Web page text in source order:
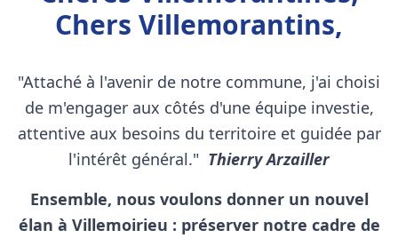
Chers Villemorantins,
"Attaché à l'avenir de notre commune, j'ai choisi
de m'engager aux côtés d'une équipe investie,
attentive aux besoins du territoire et guidée par
l'intérêt général." Thierry Arzailler
Ensemble, nous voulons donner un nouvel
élan à Villemoirieu : préserver notre cadre de